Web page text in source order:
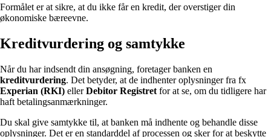
Formålet er at sikre, at du ikke får en kredit, der overstiger din
økonomiske bæreevne.
Kreditvurdering og samtykke
Når du har indsendt din ansøgning, foretager banken en
kreditvurdering. Det betyder, at de indhenter oplysninger fra fx
Experian (RKI) ellerDebitor Registret for at se, om du tidligere har
haft betalingsanmærkninger.
Du skal give samtykke til, at banken må indhente og behandle disse
oplysninger. Det er en standarddel af processen og sker for at beskytte